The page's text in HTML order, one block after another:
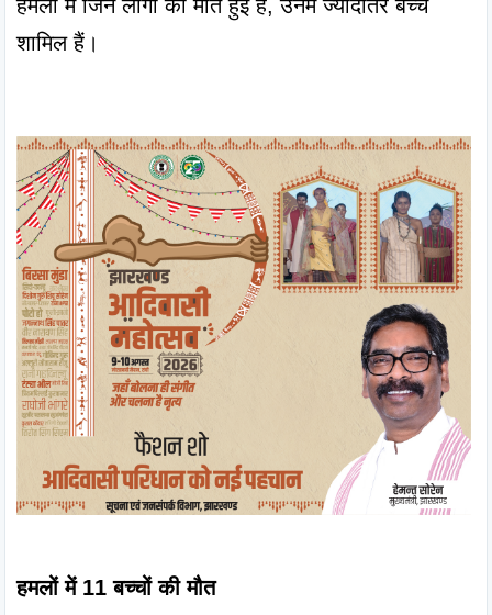
हमलों में जिन लोगों की मौत हुई है, उनमें ज्यादातर बच्चे
शामिल हैं।
हमलों में 11 बच्चों की मौत